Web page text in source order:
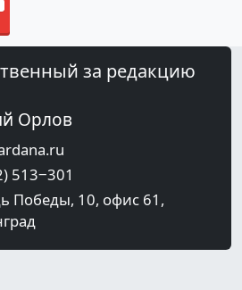
за редакцию
Орлов
513‒301
Победы, 10, офис 61,